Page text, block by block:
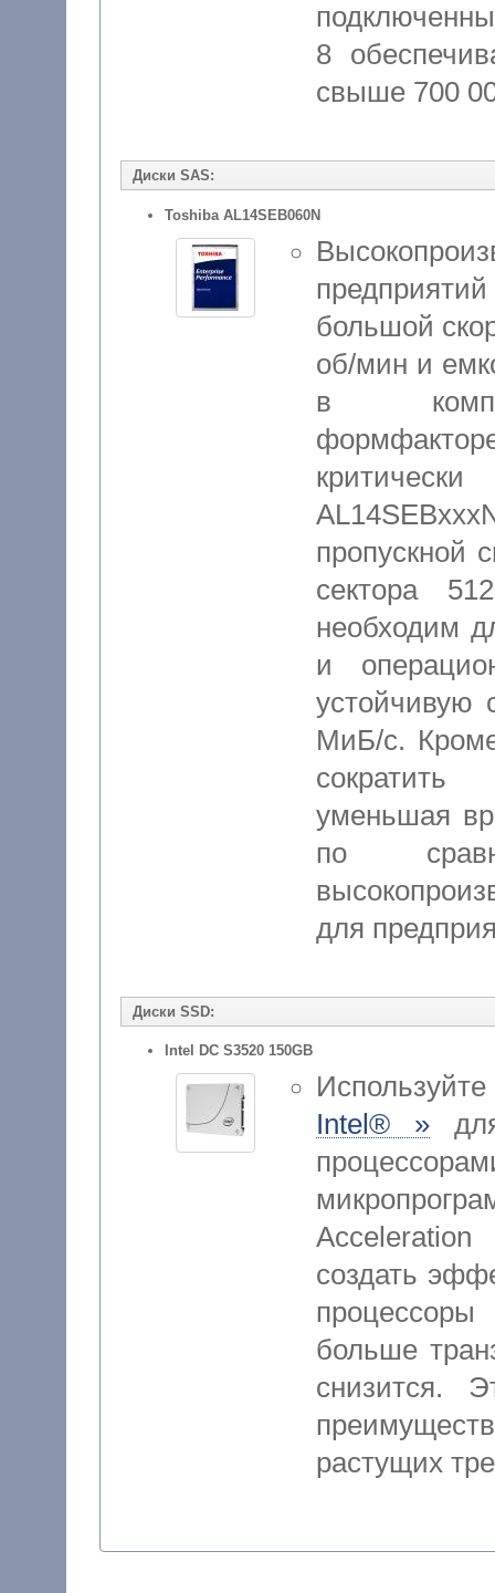
8
свыше 700
Диски SAS:
Toshiba AL14SEB060N
большой
об/мин и
в
пропускной
сектора
необходим
и
устойчивую
МиБ/с.
уменьшая
по
для
Диски SSD:
Intel DC S3520 150GB
Intel® »для
создать
процессоры
больше
снизится.
растущих